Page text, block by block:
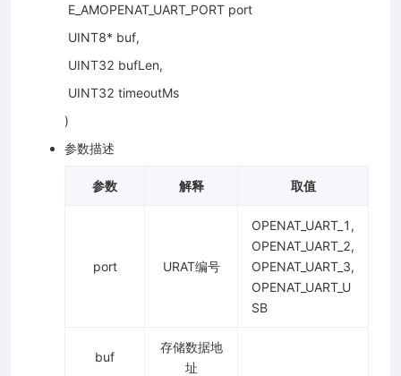
​ E_AMOPENAT_UART_PORT port
​ UINT8* buf,
​ UINT32 bufLen,
​ UINT32 timeoutMs
)
参数描述
参数 解释 取值
port URAT编号
OPENAT_UART_1,
OPENAT_UART_2,
OPENAT_UART_3,
OPENAT_UART_U
SB
buf
存储数据地
址